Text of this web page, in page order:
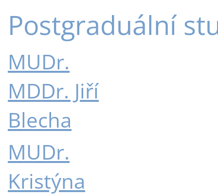
Postgraduální
MUDr.
MDDr. Jiří
Blecha
MUDr.
Kristýna